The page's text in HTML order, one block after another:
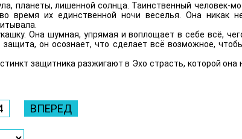
планеты, лишенной солнца. Таинственный человек-
время их единственной ночи веселья. Она никак
Она шумная, упрямая и воплощает в себе всё,
он осознает, что сделает всё возможное,
защитника разжигают в Эхо страсть, которой она
ВПЕРЕД